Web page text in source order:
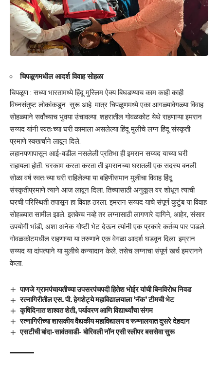
चिपळूणमधील आदर्श विवाह सोहळा
चिपळूण : सध्या भारतामध्ये हिंदू मुस्लिम ऐक्य बिघडण्याच काम काही काही
विघ्नसंतुष्ट लोकांकडून सुरू आहे. मात्र चिपळूणमध्ये एका आगळ्यावेगळ्या विवाह
सोहळ्याने सर्वांच्याच भुवया उंचावल्या. शहरातील गोवळकोट येथे राहणाऱ्या इमरान
सय्यद यांनी स्वतःच्या घरी कामाला असलेल्या हिंदू मुलीचे लग्न हिंदू संस्कृती
प्रमाणे स्वखर्चाने लावून दिले.
लहानपणापासून आई-वडील नसलेली प्रतिभा ही इमरान सय्यद याच्या घरी
राहायला होती. घरकाम करता करता ती इमरानच्या घरातली एक सदस्य बनली.
सोळा वर्ष स्वतःच्या घरी राहिलेल्या या बहिणीसमान मुलीचा विवाह हिंदू
संस्कृतीप्रमाणे त्याने आज लावून दिला. तिच्यासाठी अनुकूल वर शोधून त्याची
घरची परिस्थिती तपासून हा विवाह ठरला. इमरान सय्यद याचे संपूर्ण कुटुंब या विवाह
सोहळ्यात सामील झाले. इतकेच नव्हे तर लग्नासाठी लागणारे दागिने, आहेर, संसार
उपयोगी भांडी, अशा अनेक गोष्टी भेट देऊन त्यांनी एक प्रकारे कर्तव्य पार पाडले.
गोवळकोटमधील राहणाऱ्या या तरुणाने एक वेगळा आदर्श घडवून दिला. इम्रान
सय्यद या दांपत्याने या मुलीचे कन्यादान केले. तसेच लग्नाचा संपूर्ण खर्च इमरानने
केला.
पाणजे ग्रामपंचायतीच्या उपसरपंचपदी हितेश भोईर यांची बिनविरोध निवड
रत्नागिरीतील एस. पी. हेगशेट्ये महाविद्यालयाला ‘नॅक’ टीमची भेट
कृषिदिनात शाश्वत शेती, पर्यावरण आणि विद्यार्थ्यांचा संगम
रत्नागिरीच्या शासकीय वैद्यकीय महाविद्यालय व रूग्णालयात दुसरे देहदान
एसटीची बांदा-सावंतवाडी- बोरिवली नॉन एसी स्लीपर बससेवा सुरू